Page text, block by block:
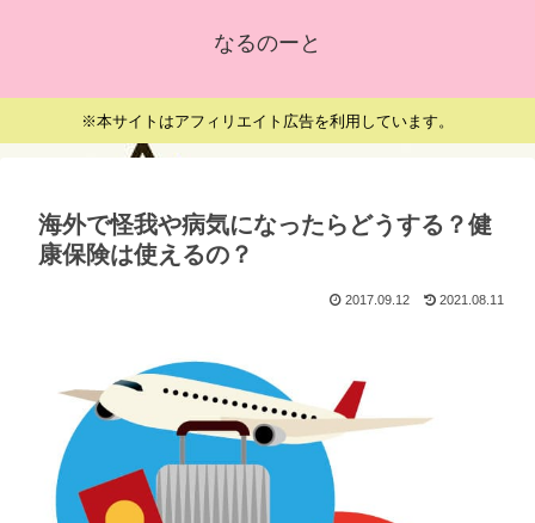
なるのーと
※本サイトはアフィリエイト広告を利用しています。
海外で怪我や病気になったらどうする？健
康保険は使えるの？
2017.09.12 2021.08.11